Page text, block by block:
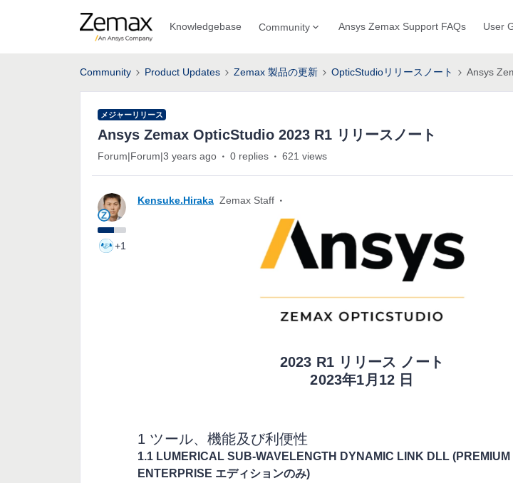
Knowledgebase Community Ansys Zemax Support FAQs User
Community Product Updates Zemax 製品の更新 OpticStudioリリースノート Ansys
メジャーリリース
Ansys Zemax OpticStudio 2023 R1 リリースノート
Forum|Forum|3 years ago 0 replies 621 views
+1
Kensuke.Hiraka Zemax Staff
2023 R1 リリース ノート
2023年1月12 日
1 ツール、機能及び利便性
1.1 LUMERICAL SUB-WAVELENGTH DYNAMIC LINK DLL (PREMIUM
ENTERPRISE エディションのみ)